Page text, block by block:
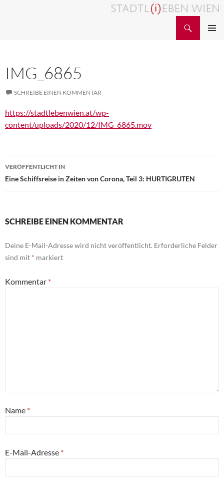
IMG_6865
SCHREIBE EINEN KOMMENTAR
https://stadtlebenwien.at/wp-
content/uploads/2020/12/IMG_6865.mov
Beitragsnavigation
VERÖFFENTLICHT IN
Eine Schiffsreise in Zeiten von Corona, Teil 3: HURTIGRUTEN
SCHREIBE EINEN KOMMENTAR
Deine E-Mail-Adresse wird nicht veröffentlicht. Erforderliche Felder
sind mit * markiert
Kommentar *
Name *
E-Mail-Adresse *